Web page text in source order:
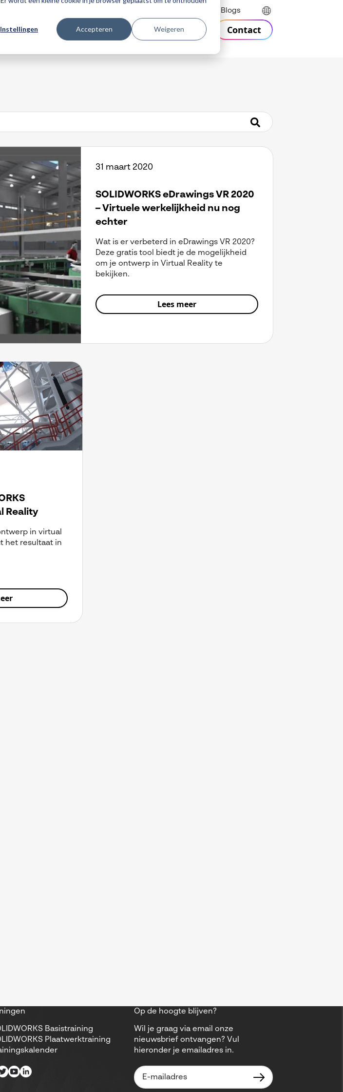
Instellingen Accepteren Weigeren
Blogs
3DEXPERIENCETrainingen SupportOver Visiativ Contact
31 maart 2020
SOLIDWORKS eDrawings VR 2020
– Virtuele werkelijkheid nu nog
echter
Wat is er verbeterd in eDrawings VR 2020?
Deze gratis tool biedt je de mogelijkheid
om je ontwerp in Virtual Reality te
bekijken.
Lees meer
Reality
in virtual
het resultaat in
Basistraining
Plaatwerktraining
Op de hoogte blijven?
Wil je graag via email onze
nieuwsbrief ontvangen? Vul
hieronder je emailadres in.